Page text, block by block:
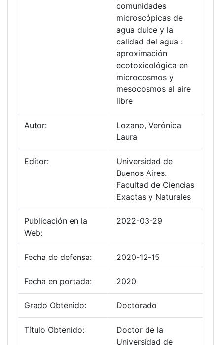
comunidades
microscópicas de
agua dulce y la
calidad del agua :
aproximación
ecotoxicológica en
microcosmos y
mesocosmos al aire
libre
Autor:
Lozano, Verónica
Laura
Editor:
Universidad de
Buenos Aires.
Facultad de Ciencias
Exactas y Naturales
Publicación en la
Web:
2022-03-29
Fecha de defensa: 2020-12-15
Fecha en portada: 2020
Grado Obtenido: Doctorado
Título Obtenido:
Doctor de la
Universidad de